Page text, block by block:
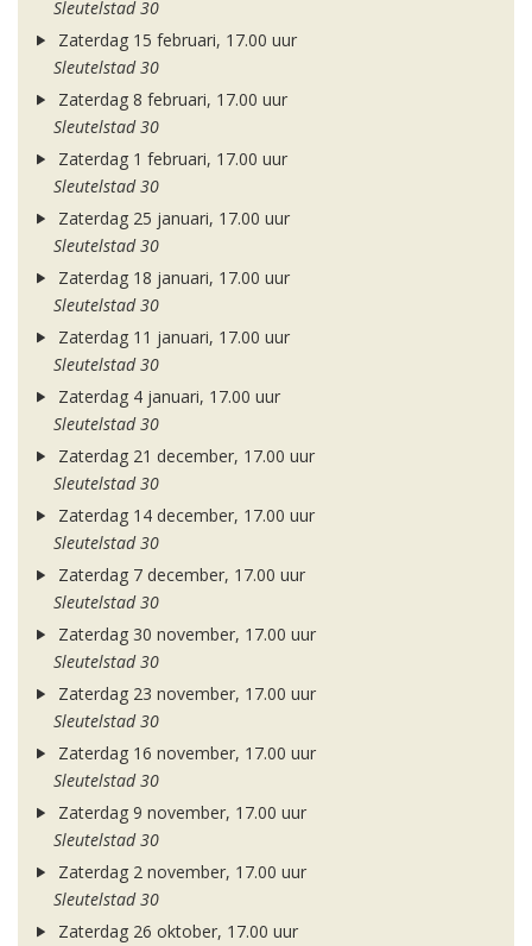
Sleutelstad 30
Zaterdag 15 februari, 17.00 uur
Sleutelstad 30
Zaterdag 8 februari, 17.00 uur
Sleutelstad 30
Zaterdag 1 februari, 17.00 uur
Sleutelstad 30
Zaterdag 25 januari, 17.00 uur
Sleutelstad 30
Zaterdag 18 januari, 17.00 uur
Sleutelstad 30
Zaterdag 11 januari, 17.00 uur
Sleutelstad 30
Zaterdag 4 januari, 17.00 uur
Sleutelstad 30
Zaterdag 21 december, 17.00 uur
Sleutelstad 30
Zaterdag 14 december, 17.00 uur
Sleutelstad 30
Zaterdag 7 december, 17.00 uur
Sleutelstad 30
Zaterdag 30 november, 17.00 uur
Sleutelstad 30
Zaterdag 23 november, 17.00 uur
Sleutelstad 30
Zaterdag 16 november, 17.00 uur
Sleutelstad 30
Zaterdag 9 november, 17.00 uur
Sleutelstad 30
Zaterdag 2 november, 17.00 uur
Sleutelstad 30
Zaterdag 26 oktober, 17.00 uur